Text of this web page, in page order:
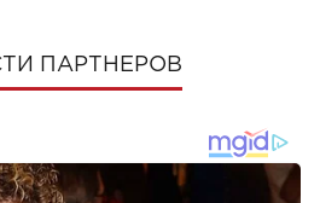
ПАРТНЕРОВ